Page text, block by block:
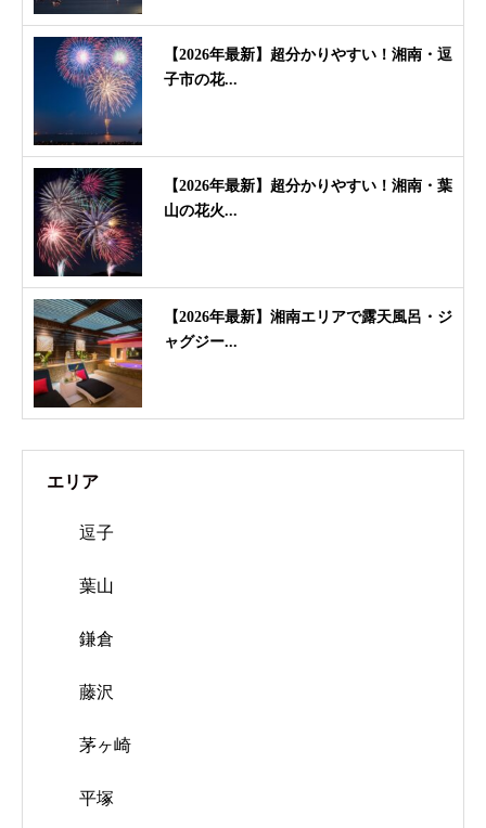
【2026年最新】超分かりやすい！湘南・逗
子市の花...
【2026年最新】超分かりやすい！湘南・葉
山の花火...
【2026年最新】湘南エリアで露天風呂・ジ
ャグジー...
エリア
逗子
葉山
鎌倉
藤沢
茅ヶ崎
平塚